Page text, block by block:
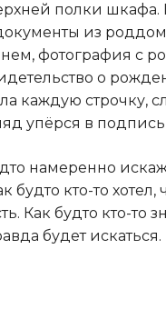
полки шкафа.
из
фотография с
о
каждую строчку,
упёрся в
намеренно
будто кто-то хотел,
Как будто кто-то
будет искаться.